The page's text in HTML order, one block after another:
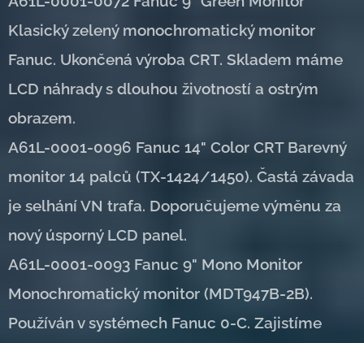
Klasický zelený monochromatický monitor
Fanuc. Ukončená výroba CRT. Skladem máme
LCD náhrady s dlouhou životností a ostrým
obrazem.
A61L-0001-0096 Fanuc 14" Color CRT Barevný
monitor 14 palců (TX-1424/1450). Častá závada
je selhání VN trafa. Doporučujeme výměnu za
nový úsporný LCD panel.
A61L-0001-0093 Fanuc 9" Mono Monitor
Monochromatický monitor (MDT947B-2B).
Používán v systémech Fanuc 0-C. Zajistíme